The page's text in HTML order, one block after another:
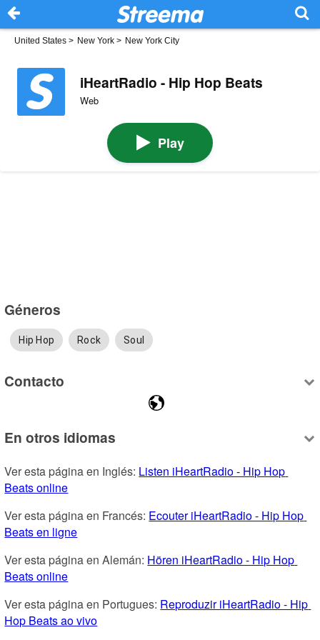
United States > New York > New York City
iHeartRadio - Hip Hop Beats
Web
Play
Géneros
Hip Hop Rock Soul
Contacto
En otros idiomas
Ver esta página en Inglés: Listen iHeartRadio - Hip Hop
Beats online
Ver esta página en Francés: Ecouter iHeartRadio - Hip Hop
Beats en ligne
Ver esta página en Alemán: Hören iHeartRadio - Hip Hop
Beats online
Ver esta página en Portugues: Reproduzir iHeartRadio - Hip
Hop Beats ao vivo